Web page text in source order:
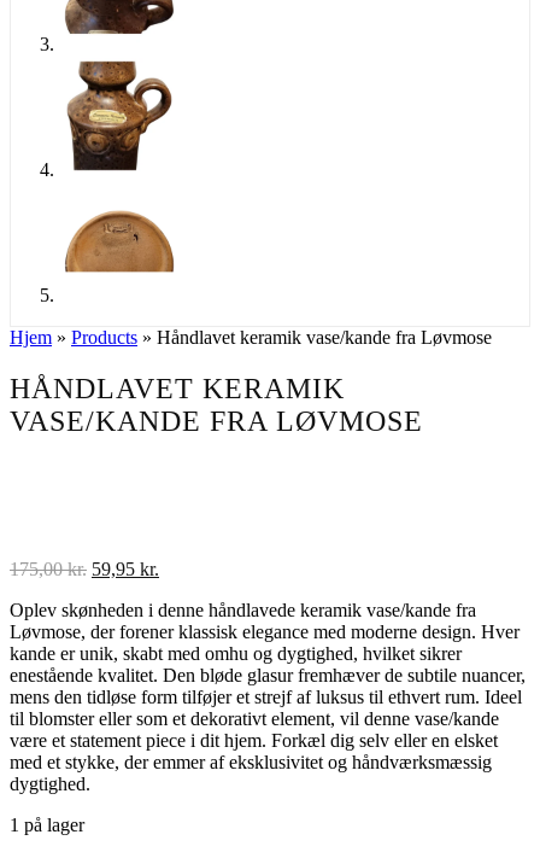
Hjem » Products » Håndlavet keramik vase/kande fra Løvmose
HÅNDLAVET KERAMIK
VASE/KANDE FRA LØVMOSE
175,00kr. Den
pris
var:
175,00 kr..
59,95 kr.
pris
er:
59,95 kr..
Oplev skønheden i denne håndlavede keramik vase/kande fra
Løvmose, der forener klassisk elegance med moderne design. Hver
kande er unik, skabt med omhu og dygtighed, hvilket sikrer
enestående kvalitet. Den bløde glasur fremhæver de subtile nuancer,
mens den tidløse form tilføjer et strejf af luksus til ethvert rum. Ideel
til blomster eller som et dekorativt element, vil denne vase/kande
være et statement piece i dit hjem. Forkæl dig selv eller en elsket
med et stykke, der emmer af eksklusivitet og håndværksmæssig
dygtighed.
1 på lager